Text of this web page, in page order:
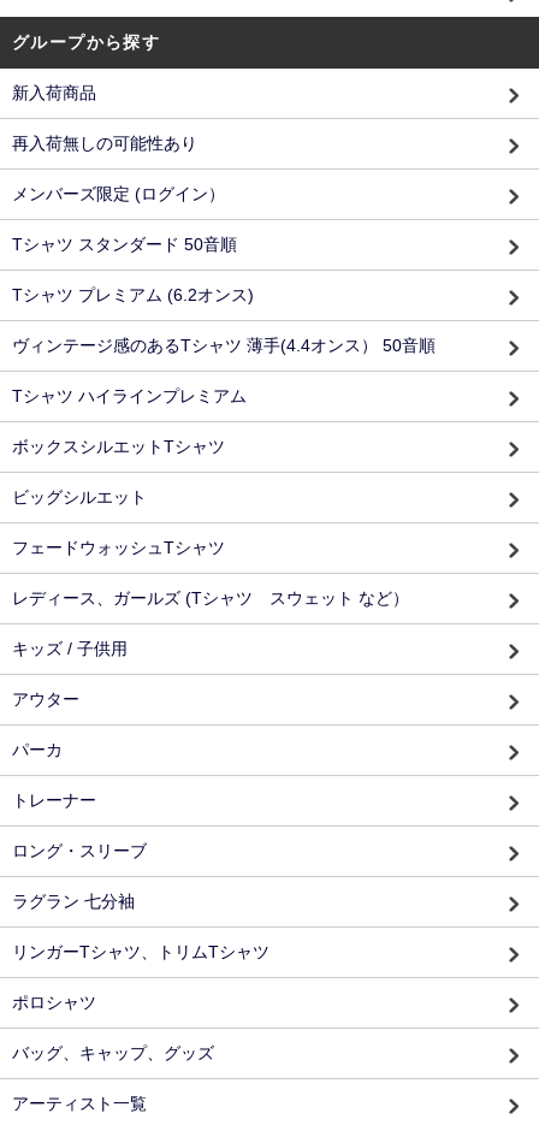
グループから探す
新入荷商品
再入荷無しの可能性あり
メンバーズ限定 (ログイン）
Tシャツ スタンダード 50音順
Tシャツ プレミアム (6.2オンス)
ヴィンテージ感のあるTシャツ 薄手(4.4オンス） 50音順
Tシャツ ハイラインプレミアム
ボックスシルエットTシャツ
ビッグシルエット
フェードウォッシュTシャツ
レディース、ガールズ (Tシャツ スウェット など）
キッズ / 子供用
アウター
パーカ
トレーナー
ロング・スリーブ
ラグラン 七分袖
リンガーTシャツ、トリムTシャツ
ポロシャツ
バッグ、キャップ、グッズ
アーティスト一覧